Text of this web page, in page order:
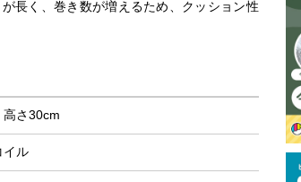
長く、巻き数が増えるため、クッション性
さ30cm
イル